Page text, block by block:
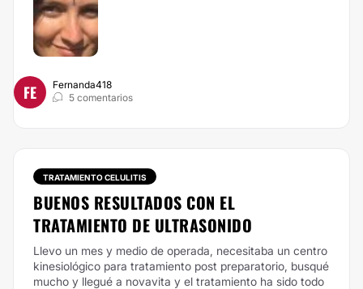
FE
Fernanda418
5 comentarios
TRATAMIENTO CELULITIS
BUENOS RESULTADOS CON EL
TRATAMIENTO DE ULTRASONIDO
Llevo un mes y medio de operada, necesitaba un centro
kinesiológico para tratamiento post preparatorio, busqué
mucho y llegué a novavita y el tratamiento ha sido todo